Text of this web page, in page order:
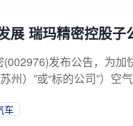
展 瑞玛精密控股子
发布公告，为
州）”或“标的公司”）空
车